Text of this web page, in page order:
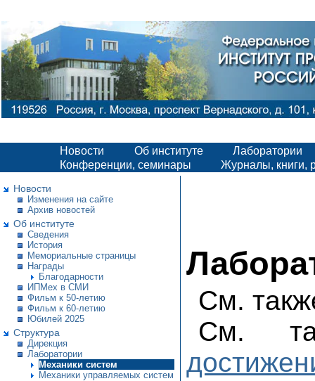
Новости Об институте
Лаборатории
Конференции, семинары
Журналы, книги,
Новости
Изменения на сайте
Архив новостей
Об институте
Сведения
История
Мемориальные страницы
Награды
Благодарности
ИПМех в СМИ
Фильм к 50-летию
Фильм к 60-летию
Юбилей 2025
Структура
Дирекция
Лаборатории
Механики систем
Механики управляемых систем
См.
См.